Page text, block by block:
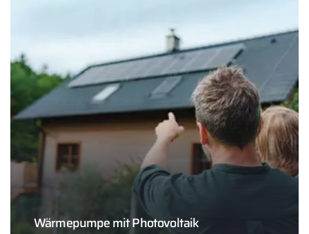
Wärmepumpe mit Photovoltaik